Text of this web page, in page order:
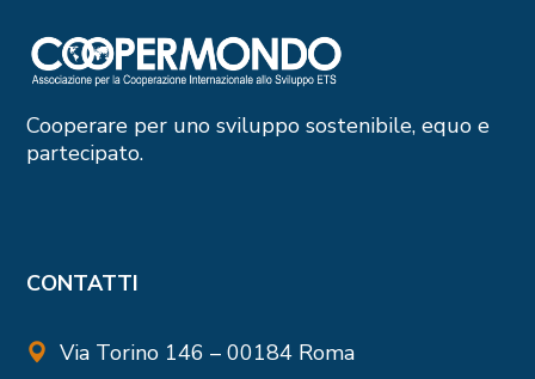
Cooperare per uno sviluppo sostenibile, equo e
partecipato.
CONTATTI
Via Torino 146 – 00184 Roma